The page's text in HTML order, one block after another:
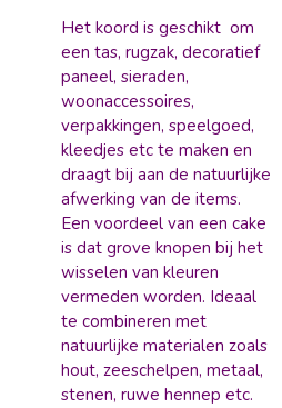
Het koord is geschikt om
een tas, rugzak, decoratief
paneel, sieraden,
woonaccessoires,
verpakkingen, speelgoed,
kleedjes etc te maken en
draagt bij aan de natuurlijke
afwerking van de items.
Een voordeel van een cake
is dat grove knopen bij het
wisselen van kleuren
vermeden worden. Ideaal
te combineren met
natuurlijke materialen zoals
hout, zeeschelpen, metaal,
stenen, ruwe hennep etc.